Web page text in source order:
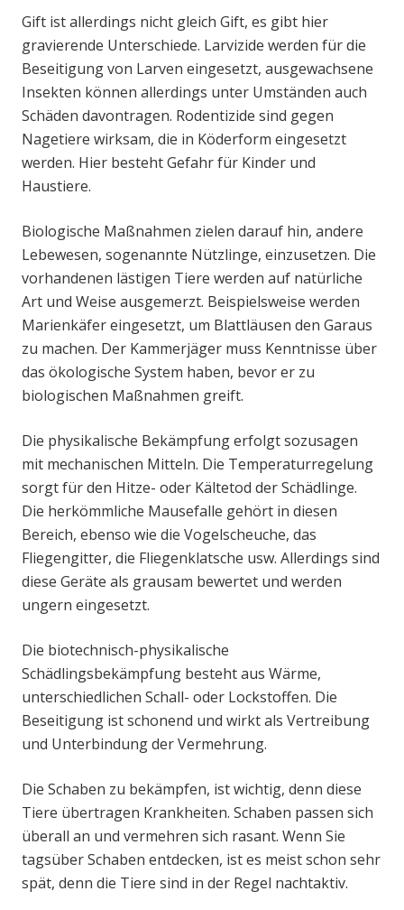
Gift ist allerdings nicht gleich Gift, es gibt hier
gravierende Unterschiede. Larvizide werden für die
Beseitigung von Larven eingesetzt, ausgewachsene
Insekten können allerdings unter Umständen auch
Schäden davontragen. Rodentizide sind gegen
Nagetiere wirksam, die in Köderform eingesetzt
werden. Hier besteht Gefahr für Kinder und
Haustiere.
Biologische Maßnahmen zielen darauf hin, andere
Lebewesen, sogenannte Nützlinge, einzusetzen. Die
vorhandenen lästigen Tiere werden auf natürliche
Art und Weise ausgemerzt. Beispielsweise werden
Marienkäfer eingesetzt, um Blattläusen den Garaus
zu machen. Der Kammerjäger muss Kenntnisse über
das ökologische System haben, bevor er zu
biologischen Maßnahmen greift.
Die physikalische Bekämpfung erfolgt sozusagen
mit mechanischen Mitteln. Die Temperaturregelung
sorgt für den Hitze- oder Kältetod der Schädlinge.
Die herkömmliche Mausefalle gehört in diesen
Bereich, ebenso wie die Vogelscheuche, das
Fliegengitter, die Fliegenklatsche usw. Allerdings sind
diese Geräte als grausam bewertet und werden
ungern eingesetzt.
Die biotechnisch-physikalische
Schädlingsbekämpfung besteht aus Wärme,
unterschiedlichen Schall- oder Lockstoffen. Die
Beseitigung ist schonend und wirkt als Vertreibung
und Unterbindung der Vermehrung.
Die Schaben zu bekämpfen, ist wichtig, denn diese
Tiere übertragen Krankheiten. Schaben passen sich
überall an und vermehren sich rasant. Wenn Sie
tagsüber Schaben entdecken, ist es meist schon sehr
spät, denn die Tiere sind in der Regel nachtaktiv.